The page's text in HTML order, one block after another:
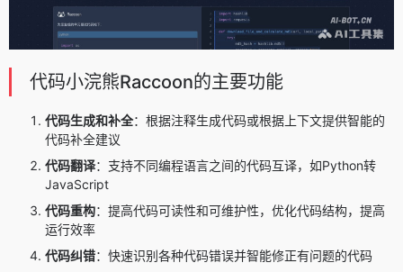
代码小浣熊Raccoon的主要功能
代码生成和补全：根据注释生成代码或根据上下文提供智能的
代码补全建议
代码翻译：支持不同编程语言之间的代码互译，如Python转
JavaScript
代码重构：提高代码可读性和可维护性，优化代码结构，提高
运行效率
代码纠错：快速识别各种代码错误并智能修正有问题的代码